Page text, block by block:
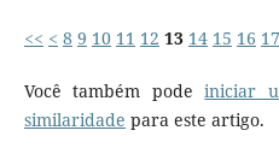
<< < 8 9 10 11 12 13 14 15 16 17
Você também podeiniciar
similaridade para este artigo.